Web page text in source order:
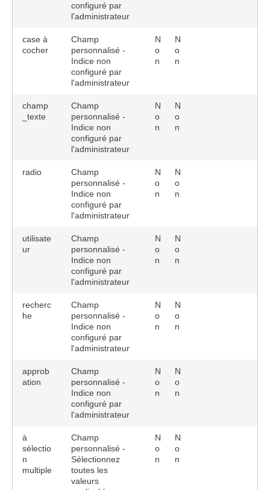
configuré par
l'administrateur
case à
cocher
Champ
personnalisé -
Indice non
configuré par
l'administrateur
N
o
n
N
o
n
champ
_texte
Champ
personnalisé -
Indice non
configuré par
l'administrateur
N
o
n
N
o
n
radio
Champ
personnalisé -
Indice non
configuré par
l'administrateur
N
o
n
N
o
n
utilisate
ur
Champ
personnalisé -
Indice non
configuré par
l'administrateur
N
o
n
N
o
n
recherc
he
Champ
personnalisé -
Indice non
configuré par
l'administrateur
N
o
n
N
o
n
approb
ation
Champ
personnalisé -
Indice non
configuré par
l'administrateur
N
o
n
N
o
n
à
sélectio
n
multiple
Champ
personnalisé -
Sélectionnez
toutes les
valeurs
N
o
n
N
o
n